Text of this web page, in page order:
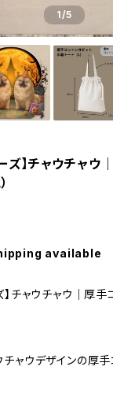
1/5
ズ】チャウチャウ
available
】チャウチャウ｜厚
ャウデザインの厚手